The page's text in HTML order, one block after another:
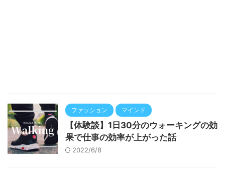
ファッション マインド
【体験談】1日30分のウォーキングの効
果で仕事の効率が上がった話
2022/6/8